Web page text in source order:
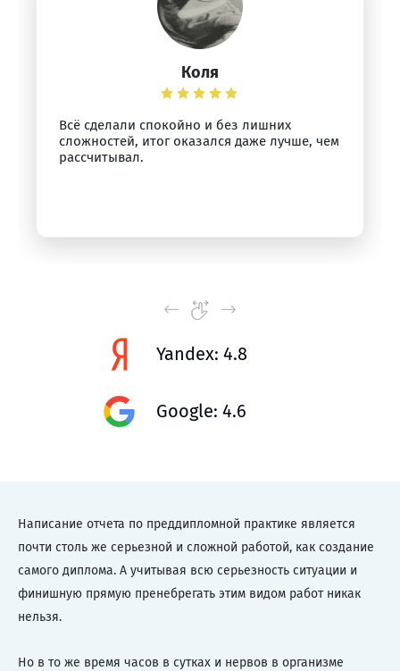
Коля
Всё сделали спокойно и без лишних
сложностей, итог оказался даже лучше, чем
рассчитывал.
Yandex: 4.8
Google: 4.6
Написание отчета по преддипломной практике является
почти столь же серьезной и сложной работой, как создание
самого диплома. А учитывая всю серьезность ситуации и
финишную прямую пренебрегать этим видом работ никак
нельзя.
Но в то же время часов в сутках и нервов в организме